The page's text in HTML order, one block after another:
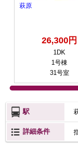
萩原
26,300円
1DK
1号棟
31号室
駅
詳細条件